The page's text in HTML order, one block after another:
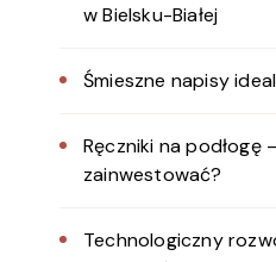
w Bielsku-Białej
Śmieszne napisy
Ręczniki na podłogę
zainwestować?
Technologiczny